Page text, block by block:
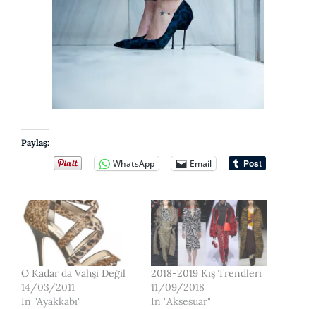
Paylaş:
WhatsApp Email
O Kadar da Vahşi Değil
14/03/2011
In "Ayakkabı"
2018-2019 Kış Trendleri
11/09/2018
In "Aksesuar"